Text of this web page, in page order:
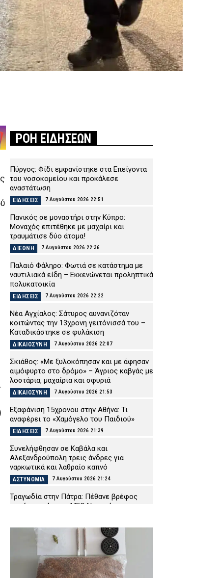
ΡΟΗ ΕΙΔΗΣΕΩΝ
Πύργος: Φίδι εμφανίστηκε στα Επείγοντα
του νοσοκομείου και προκάλεσε
αναστάτωση
ΕΙΔΗΣΕΙΣ 7 Αυγούστου 2026 22:51
Πανικός σε μοναστήρι στην Κύπρο:
Μοναχός επιτέθηκε με μαχαίρι και
τραυμάτισε δύο άτομα!
ΔΙΕΘΝΗ 7 Αυγούστου 2026 22:36
Παλαιό Φάληρο: Φωτιά σε κατάστημα με
ναυτιλιακά είδη – Εκκενώνεται προληπτικά
πολυκατοικία
ΕΙΔΗΣΕΙΣ 7 Αυγούστου 2026 22:22
Νέα Αγχίαλος: Σάτυρος αυνανιζόταν
κοιτώντας την 13χρονη γειτόνισσά του –
Καταδικάστηκε σε φυλάκιση
ΔΙΚΑΙΟΣΥΝΗ 7 Αυγούστου 2026 22:07
Σκιάθος: «Με ξυλοκόπησαν και με άφησαν
αιμόφυρτο στο δρόμο» – Άγριος καβγάς με
λοστάρια, μαχαίρια και σφυριά
ΔΙΚΑΙΟΣΥΝΗ 7 Αυγούστου 2026 21:53
Εξαφάνιση 15χρονου στην Αθήνα: Τι
αναφέρει το «Χαμόγελο του Παιδιού»
ΕΙΔΗΣΕΙΣ 7 Αυγούστου 2026 21:39
Συνελήφθησαν σε Καβάλα και
Αλεξανδρούπολη τρεις άνδρες για
ναρκωτικά και λαθραίο καπνό
ΑΣΤΥΝΟΜΙΑ 7 Αυγούστου 2026 21:24
Τραγωδία στην Πάτρα: Πέθανε βρέφος
οκτώ ημερών στη ΜΕΘ Νεογνών του
ΕΙΔΗΣΕΙΣ 7 Αυγούστου 2026 21:10
Σητεία: Φωτιά στα Αχλάδια – Μεγάλη
κινητοποίηση από την Πυροσβεστική
ΕΙΔΗΣΕΙΣ 7 Αυγούστου 2026 20:56